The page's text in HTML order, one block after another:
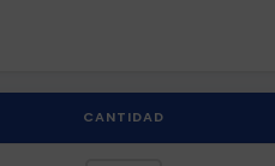
CANTIDAD